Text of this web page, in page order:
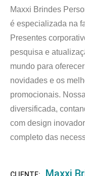
Maxxi Brindes
é especializada na
Presentes
pesquisa e
mundo para
novidades e os
promocionais.
diversificada,
com design
completo das